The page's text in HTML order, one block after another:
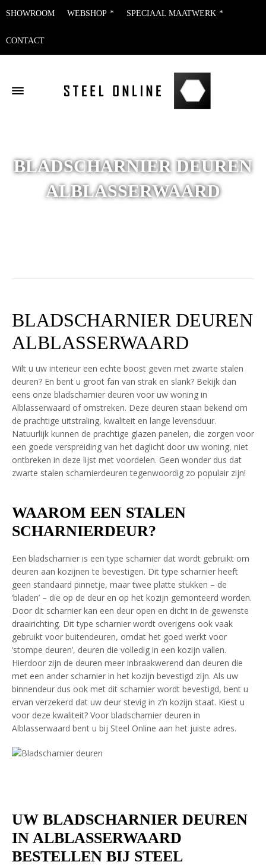
SHOWROOM WEBSHOP SPECIAAL MAATWERK
CONTACT
BLADSCHARNIER DEUREN
ALBLASSERWAARD
BLADSCHARNIER DEUREN
ALBLASSERWAARD
Wilt u uw interieur een echte boost geven met zwarte stalen
deuren? En bent u groot fan van strak en slank? Bekijk dan
eens onze bladscharnier deuren voor uw woning in
Alblasserwaard of omstreken. Deze deuren staan bekend om
de prachtige uitstraling, kwaliteit en lange levensduur.
Natuurlijk kunnen de prachtige glazen panelen, die zorgen voor
een goede verspreiding van het daglicht door uw woning, niet
ontbreken in deze lijst met voordelen. Geen wonder dus dat
zwarte stalen scharnierdeuren tegenwoordig zo populair zijn!
WAAROM EEN STALEN
SCHARNIERDEUR?
Een bladscharnier is een type scharnier dat wordt gebruikt om
deuren aan kozijnen te bevestigen. Dit type scharnier heeft
geen standaard pinnetje, maar twee platte stukken – de
‘bladen’ – die op de deur en op het kozijn gemonteerd worden.
Door dit scharnier kan een deur open en dicht in de gewenste
draairichting. Dit type scharnier wordt overigens ook vaak
gebruikt voor buitendeuren, omdat het goed werkt voor
‘stompe deuren’, deuren die volledig in een kozijn vallen.
Hierdoor zijn de deuren meer inbraakwerend dan deuren die
met een ander scharnier in het kozijn bevestigd zijn. Als uw
binnendeur dus ook met dit scharnier wordt bevestigd, bent u
ervan verzekerd dat uw deur stevig in z’n kozijn staat. Kiest u
voor deze kwaliteit? Voor bladscharnier deuren in
Alblasserwaard bent u bij Steel Online aan het juiste adres.
UW BLADSCHARNIER DEUREN
IN ALBLASSERWAARD
BESTELLEN BIJ STEEL